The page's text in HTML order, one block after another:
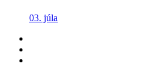
03. júla